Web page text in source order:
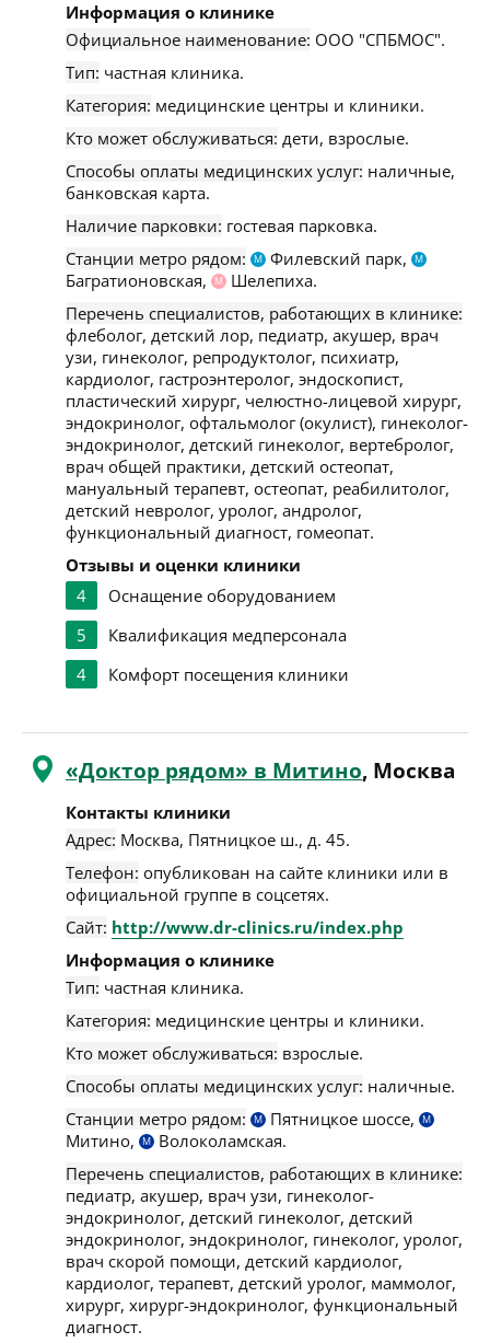
Информация о клинике
Официальное наименование: ООО "СПБМОС".
Тип: частная клиника.
Категория: медицинские центры и клиники.
Кто может обслуживаться: дети, взрослые.
Способы оплаты медицинских услуг: наличные,
банковская карта.
Наличие парковки: гостевая парковка.
Станции метро рядом:
М Филевский парк, М
Багратионовская, М
Шелепиха.
Перечень специалистов, работающих в клинике:
флеболог, детский лор, педиатр, акушер, врач
узи, гинеколог, репродуктолог, психиатр,
кардиолог, гастроэнтеролог, эндоскопист,
пластический хирург, челюстно-лицевой хирург,
эндокринолог, офтальмолог (окулист), гинеколог-
эндокринолог, детский гинеколог, вертебролог,
врач общей практики, детский остеопат,
мануальный терапевт, остеопат, реабилитолог,
детский невролог, уролог, андролог,
функциональный диагност, гомеопат.
Отзывы и оценки клиники
4
Оснащение оборудованием
5
Квалификация медперсонала
4
Комфорт посещения клиники
«Доктор рядом» в Митино, Москва
Контакты клиники
Адрес: Москва, Пятницкое ш., д. 45.
Телефон: опубликован на сайте клиники или в
официальной группе в соцсетях.
Сайт: http://www.dr-clinics.ru/index.php
Информация о клинике
Тип: частная клиника.
Категория: медицинские центры и клиники.
Кто может обслуживаться: взрослые.
Способы оплаты медицинских услуг: наличные.
Станции метро рядом:
М Пятницкое шоссе, М
Митино, М
Волоколамская.
Перечень специалистов, работающих в клинике:
педиатр, акушер, врач узи, гинеколог-
эндокринолог, детский гинеколог, детский
эндокринолог, эндокринолог, гинеколог, уролог,
врач скорой помощи, детский кардиолог,
кардиолог, терапевт, детский уролог, маммолог,
хирург, хирург-эндокринолог, функциональный
диагност.